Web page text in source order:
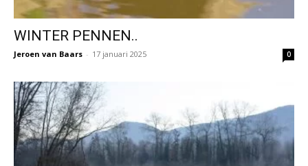
WINTER PENNEN..
Jeroen van Baars - 17 januari 2025 0